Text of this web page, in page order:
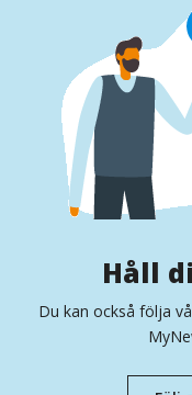
Håll
Du kan också följa